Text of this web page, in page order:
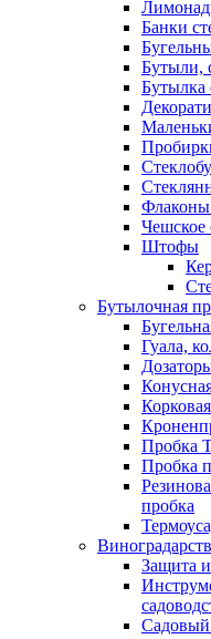
Банки
Бутыли,
Флаконы
Чешское
Штофы
Бутылочная
Гуала,
Пробка
Пробка
пробка
Защита
Садовый